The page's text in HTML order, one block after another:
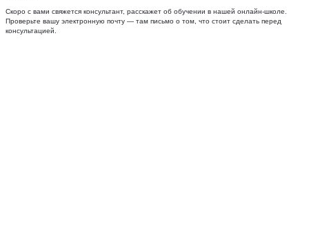
Скоро с вами свяжется консультант, расскажет об обучении в нашей онлайн-школе.
Проверьте вашу электронную почту — там письмо о том, что стоит сделать перед
консультацией.